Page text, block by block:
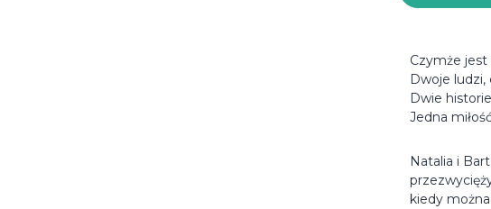
Czymże jest
Dwoje ludzi,
Dwie
Jedna
Natalia i
kiedy